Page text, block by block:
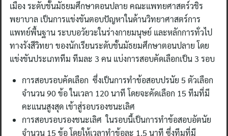
เมือง ระดับชั้นมัธยมศึกษาตอนปลาย คณะแพทยศาสตร์วชิร
พยาบาล เป็นการแข่งขันตอบปัญหาในด้านวิทยาศาสตร์การ
แพทย์พื้นฐาน ระบบอวัยวะในร่างกายมนุษย์ และหลักการทั่วไป
ทางรังสีวิทยา ของนักเรียนระดับชั้นมัธยมศึกษาตอนปลาย โดย
แข่งขันประเภททีม ทีมละ 3 คน แบ่งการสอบคัดเลือกเป็น 3 รอบ
การสอบรอบคัดเลือก ซึ่งเป็นการทำข้อสอบปรนัย 5 ตัวเลือก
จำนวน 90 ข้อ ในเวลา 120 นาที โดยจะคัดเลือก 15 ทีมที่มี
คะแนนสูงสุด เข้าสู่รอบรองชนะเลิศ
การสอบรอบรองชนะเลิศ ในรอบนี้เป็นการทำข้อสอบอัตนัย
จำนวน 15 ข้อ โดยให้เวลาทำข้อละ 1.5 นาที ซึ่งทีมที่มี